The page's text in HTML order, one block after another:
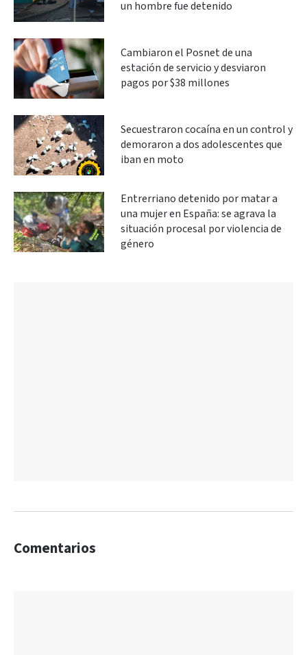
un hombre fue detenido
Cambiaron el Posnet de una
estación de servicio y desviaron
pagos por $38 millones
Secuestraron cocaína en un control y
demoraron a dos adolescentes que
iban en moto
Entrerriano detenido por matar a
una mujer en España: se agrava la
situación procesal por violencia de
género
Comentarios